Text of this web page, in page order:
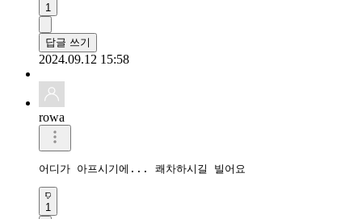
1
답글 쓰기
2024.09.12 15:58
rowa
어디가 아프시기에... 쾌차하시길 빌어요
1